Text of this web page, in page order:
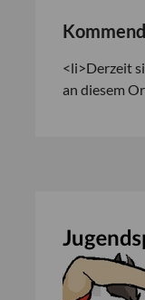
<li>Derzeit
an diesem